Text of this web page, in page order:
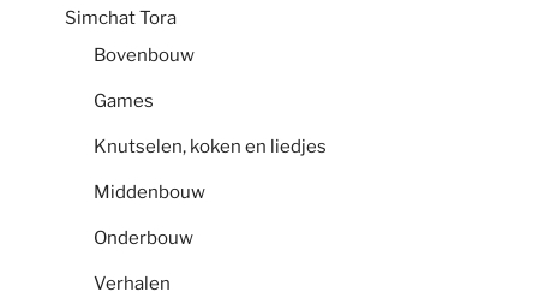
Simchat Tora
Bovenbouw
Games
Knutselen, koken en liedjes
Middenbouw
Onderbouw
Verhalen